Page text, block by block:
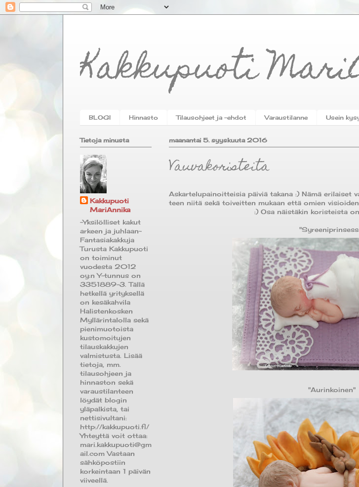
Kakkupuoti
BLOGI Hinnasto Tilausohjeet ja -ehdot Varaustilanne Usein
maanantai 5. syyskuuta 2016
Vauvakoristeita
Askartelupainoitteisia päiviä takana :) Nämä erilaiset
teen niitä sekä toiveitten mukaan että omien
:) Osa näistäkin koristeista
"Aurinkoinen"
Tietoja minusta
Kakkupuoti
MariAnnika
~Yksilölliset kakut
arkeen ja juhlaan~
Fantasiakakkuja
Turusta Kakkupuoti
on toiminut
vuodesta 2012
oy:n Y-tunnus on
3351889-3. Tällä
hetkellä yrityksellä
on kesäkahvila
Halistenkosken
Myllärintalolla sekä
pienimuotoista
kustomoitujen
tilauskakkujen
valmistusta. Lisää
tietoja, mm.
tilausohjeen ja
hinnaston sekä
varaustilanteen
löydät blogin
yläpalkista, tai
nettisivultani:
http://kakkupuoti.fi/
Yhteyttä voit ottaa:
mari.kakkupuoti@gm
ail.com Vastaan
sähköpostiin
korkeintaan 1 päivän
viiveellä.